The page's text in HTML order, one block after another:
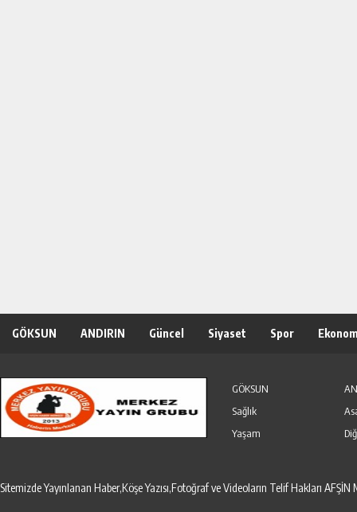
GÖKSUN ANDIRIN Güncel Siyaset Spor
GÖKSUN
Sağlık
Yaşam
Sitemizde Yayınlanan Haber,Köşe Yazısı,Fotoğraf ve Videoların Telif Hakları